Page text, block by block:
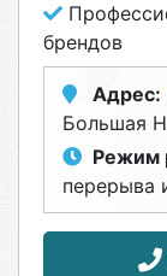
брендов
Адрес:
Большая
Режим
перерыва